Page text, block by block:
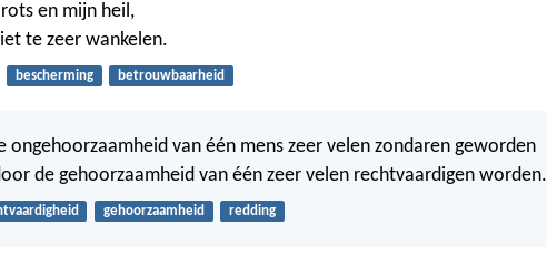
en mijn heil,
te zeer wankelen.
bescherming betrouwbaarheid
ongehoorzaamheid van één mens zeer velen zondaren geworden
de gehoorzaamheid van één zeer velen rechtvaardigen worden.
gehoorzaamheid redding